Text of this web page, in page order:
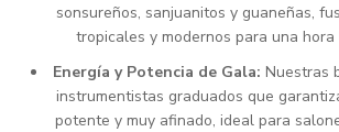
sonsureños, sanjuanitos y guaneñas,
tropicales y modernos para una
Energía y Potencia de Gala: Nuestras
instrumentistas graduados que
potente y muy afinado, ideal para